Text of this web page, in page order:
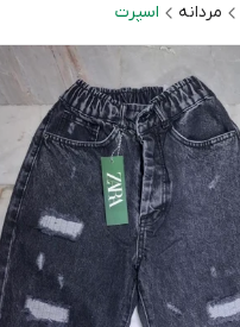
مردانه اسپرت